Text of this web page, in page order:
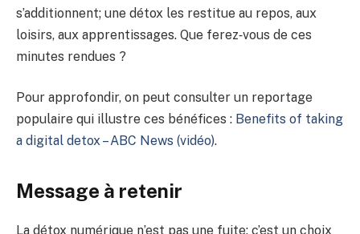
s’additionnent; une détox les restitue au repos, aux
loisirs, aux apprentissages. Que ferez‑vous de ces
minutes rendues ?
Pour approfondir, on peut consulter un reportage
populaire qui illustre ces bénéfices : Benefits of taking
a digital detox – ABC News (vidéo).
Message à retenir
La détox numérique n’est pas une fuite; c’est un choix